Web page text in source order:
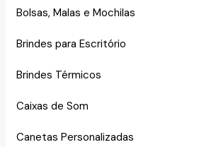
Bolsas, Malas e Mochilas
Brindes para Escritório
Brindes Térmicos
Caixas de Som
Canetas Personalizadas